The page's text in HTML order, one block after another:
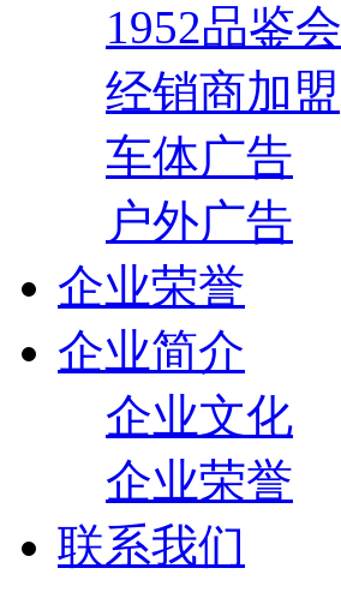
1952品鉴会
经销商加盟
车体广告
户外广告
企业荣誉
企业简介
企业文化
企业荣誉
联系我们